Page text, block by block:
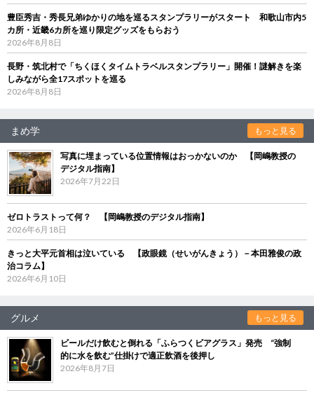
豊臣秀吉・秀長兄弟ゆかりの地を巡るスタンプラリーがスタート 和歌山市内5
カ所・近畿6カ所を巡り限定グッズをもらおう
2026年8月8日
長野・筑北村で「ちくほくタイムトラベルスタンプラリー」開催！謎解きを楽
しみながら全17スポットを巡る
2026年8月8日
まめ学 もっと見る
写真に埋まっている位置情報はおっかないのか 【岡嶋教授の
デジタル指南】
2026年7月22日
ゼロトラストって何？ 【岡嶋教授のデジタル指南】
2026年6月18日
きっと大平元首相は泣いている 【政眼鏡（せいがんきょう）－本田雅俊の政
治コラム】
2026年6月10日
グルメ もっと見る
ビールだけ飲むと倒れる「ふらつくビアグラス」発売 “強制
的に水を飲む”仕掛けで適正飲酒を後押し
2026年8月7日